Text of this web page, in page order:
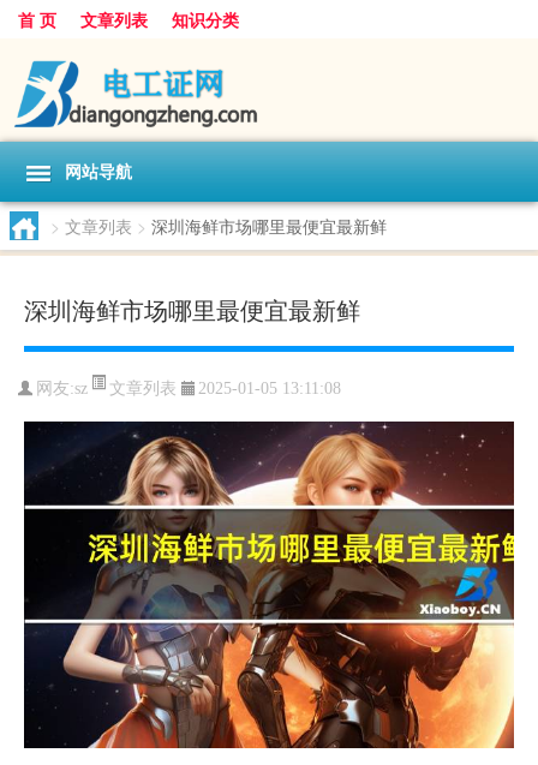
首 页 文章列表 知识分类
网站导航
> 文章列表 > 深圳海鲜市场哪里最便宜最新鲜
深圳海鲜市场哪里最便宜最新鲜
网友:sz 文章列表 2025-01-05 13:11:08